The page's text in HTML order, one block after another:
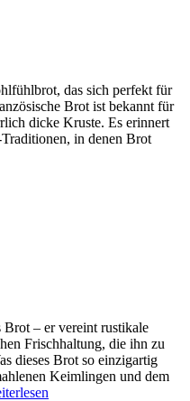
das sich perfekt für
Brot ist bekannt für
dicke Kruste. Es erinnert
in denen Brot
– er vereint rustikale
Frischhaltung, die ihn zu
dieses Brot so einzigartig
Keimlingen und dem